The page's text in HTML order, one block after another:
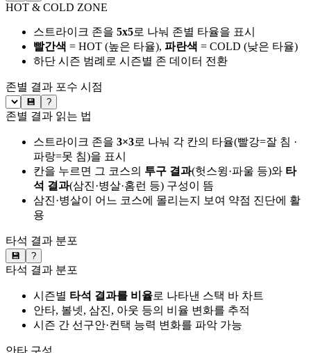
HOT & COLD ZONE
스트라이크 존을 5x5로 나눠 존별 타율을 표시
빨간색 = HOT (높은 타율), 파란색 = COLD (낮은 타율)
하단 시즌 범례로 시즌별 존 데이터 전환
존별 결과 포수 시점
💾 ?
존별 결과 읽는 법
스트라이크 존을 3×3로 나눠 각 칸의 타율(빨강=잘 침 ·
파랑=못 침)을 표시
칸을 누르면 그 코스의 투구 결과(헛스윙·파울 등)와 타
석 결과(삼진·병살·홈런 등) 구성이 뜸
삼진·병살이 어느 코스에 몰리는지 보여 약점 진단에 활
용
타석 결과 분포
💾 ?
타석 결과 분포
시즌별 타석 결과를 비율로 나타낸 스택 바 차트
안타, 볼넷, 삼진, 아웃 등의 비율 변화를 추적
시즌 간 선구안·컨택 능력 변화를 파악 가능
안타 구성